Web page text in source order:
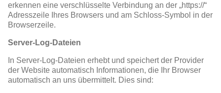
erkennen eine verschlüsselte Verbindung an der „https://“
Adresszeile Ihres Browsers und am Schloss-Symbol in der
Browserzeile.
Server-Log-Dateien
In Server-Log-Dateien erhebt und speichert der Provider
der Website automatisch Informationen, die Ihr Browser
automatisch an uns übermittelt. Dies sind: